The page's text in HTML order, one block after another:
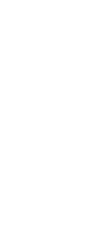
voimaan